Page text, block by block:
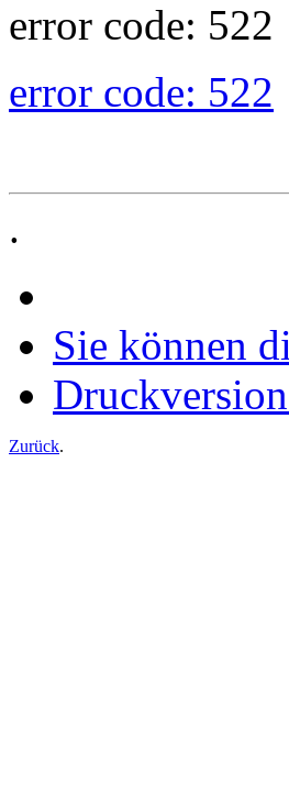
error code: 522
error code: 522
.
Sie können
Zurück.